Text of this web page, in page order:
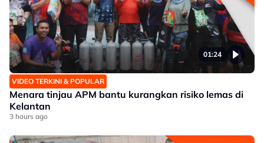
01:24
VIDEO TERKINI & POPULAR
Menara tinjau APM bantu kurangkan risiko lemas di
Kelantan
3 hours ago